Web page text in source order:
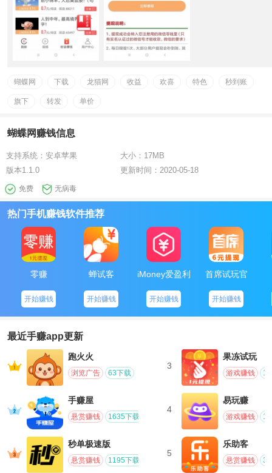
蝴蝶网 下载 龙猫网 收益 欢喜 特色 秒到账
旗下 转发 单价
蝴蝶网赚钱信息
支持系统： 安卓苹果 大小： 17MB
版本1.1.0 更新时间：2020-05-18
免费 无病毒
热门手机赚钱软件推荐
零赚
开始赚钱
蝉试客
开始赚钱
iMoney爱盈利
开始赚钱
首席试玩官
开始赚钱
最近手赚app更新
跑火火
浏览广告 63下载
手赚屋
悬赏赚钱 1635下载
秒单极速版
悬赏赚钱 1195下载
3
果冻试玩
游戏赚钱
4
易玩赚
游戏赚钱
5
乐助客
悬赏赚钱